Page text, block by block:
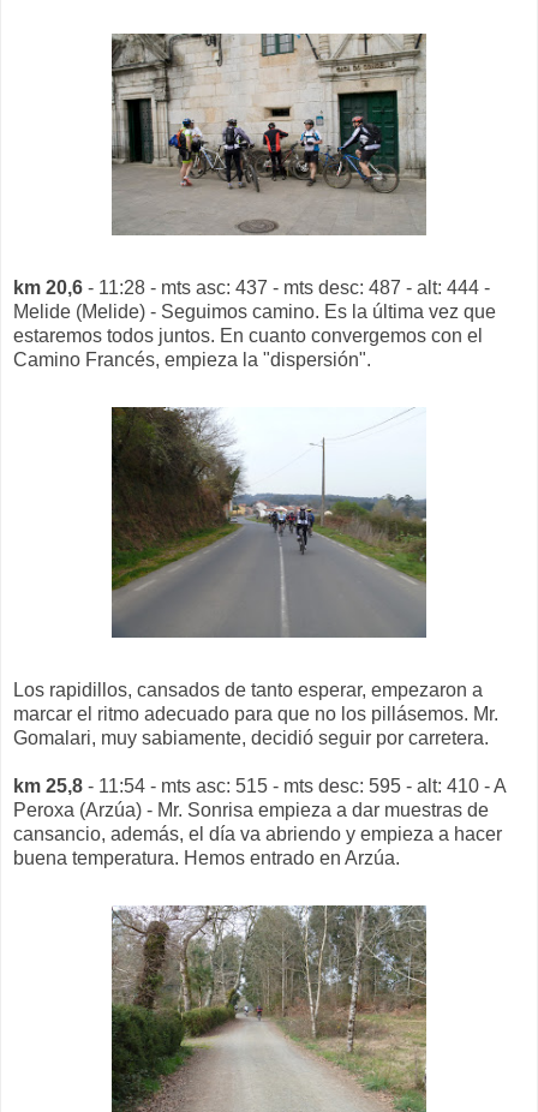
km 20,6 - 11:28 - mts asc: 437 - mts desc: 487 - alt: 444 -
Melide (Melide) - Seguimos camino. Es la última vez que
estaremos todos juntos. En cuanto convergemos con el
Camino Francés, empieza la "dispersión".
Los rapidillos, cansados de tanto esperar, empezaron a
marcar el ritmo adecuado para que no los pillásemos. Mr.
Gomalari, muy sabiamente, decidió seguir por carretera.
km 25,8 - 11:54 - mts asc: 515 - mts desc: 595 - alt: 410 - A
Peroxa (Arzúa) - Mr. Sonrisa empieza a dar muestras de
cansancio, además, el día va abriendo y empieza a hacer
buena temperatura. Hemos entrado en Arzúa.